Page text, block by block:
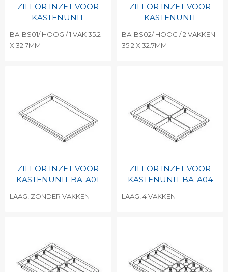
ZILFOR INZET VOOR
KASTENUNIT
BA-BS01/ HOOG / 1 VAK 35.2
X 32.7MM
ZILFOR INZET VOOR
KASTENUNIT
BA-BS02/ HOOG / 2 VAKKEN
35.2 X 32.7MM
ZILFOR INZET VOOR
KASTENUNIT BA-A01
LAAG, ZONDER VAKKEN
ZILFOR INZET VOOR
KASTENUNIT BA-A04
LAAG, 4 VAKKEN